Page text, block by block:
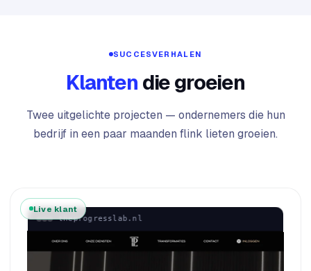
SUCCESVERHALEN
Klanten die groeien
Twee uitgelichte projecten — ondernemers die hun
bedrijf in een paar maanden flink lieten groeien.
Live klant
theprogresslab.nl